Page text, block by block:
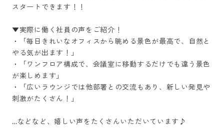
スタートできます！！
▼実際に働く社員の声をご紹介！
・「毎日きれいなオフィスから眺める景色が最高で、自然と
やる気が出ます！」
・「ワンフロア構成で、会議室に移動するだけでも違う景色
が楽しめます」
・「広いラウンジでは他部署との交流もあり、新しい発見や
刺激がたくさん！」
…などなど、嬉しい声をたくさんいただいています♪